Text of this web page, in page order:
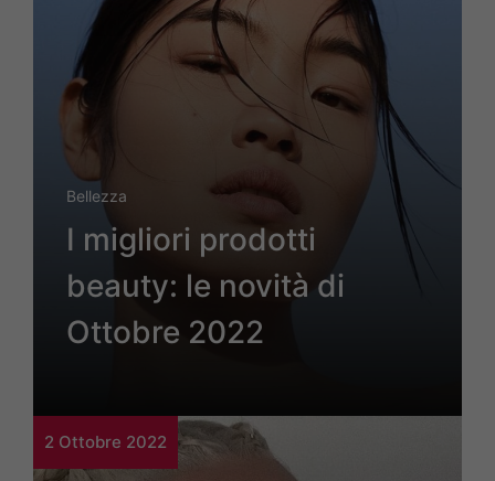
Bellezza
I migliori prodotti
beauty: le novità di
Ottobre 2022
2 Ottobre 2022